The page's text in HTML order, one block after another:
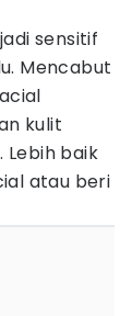
sensitif
Mencabut
kulit
Lebih baik
atau beri